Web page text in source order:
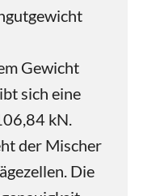
Gewicht
sich eine
kN.
der Mischer
Die